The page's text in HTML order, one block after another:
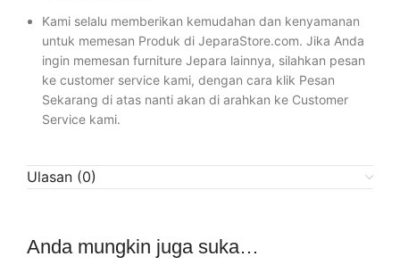
Kami selalu memberikan kemudahan dan kenyamanan
untuk memesan Produk di JeparaStore.com. Jika Anda
ingin memesan furniture Jepara lainnya, silahkan pesan
ke customer service kami, dengan cara klik Pesan
Sekarang di atas nanti akan di arahkan ke Customer
Service kami.
Ulasan (0)
Anda mungkin juga suka…